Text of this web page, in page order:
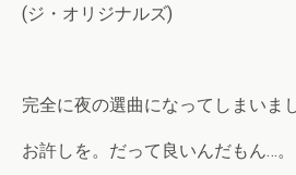
(ジ・オリジナルズ)
完全に夜の選曲になってしまいま
お許しを。だって良いんだもん…。